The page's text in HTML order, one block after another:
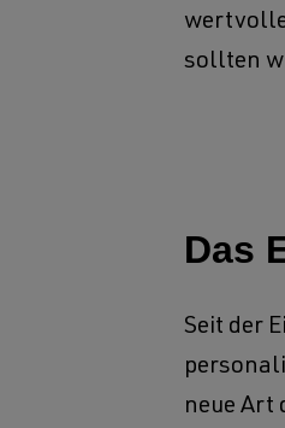
sollten
Das
Seit der
neue Art